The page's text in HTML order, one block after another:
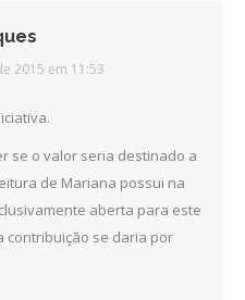
2015 em 11:53
se o valor seria destinado a
de Mariana possui na
aberta para este
contribuição se daria por